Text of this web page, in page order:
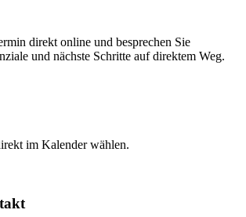
direkt online und besprechen Sie
und nächste Schritte auf direktem Weg.
im Kalender wählen.